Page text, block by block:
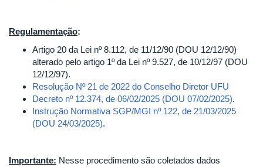
Regulamentação:
Artigo 20 da Lei nº 8.112, de 11/12/90 (DOU 12/12/90)
alterado pelo artigo 1º da Lei nº 9.527, de 10/12/97 (DOU
12/12/97).
Resolução Nº 21 de 2022 do Conselho Diretor UFU
Decreto nº 12.374, de 06/02/2025 (DOU 07/02/2025).
Instrução Normativa SGP/MGI nº 122, de 21/03/2025
(DOU 24/03/2025).
Importante: Nesse procedimento são coletados dados